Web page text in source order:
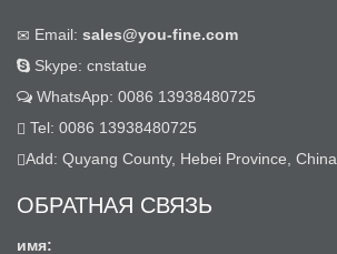
Email: sales@you-fine.com
Skype: cnstatue
WhatsApp: 0086 13938480725
Tel: 0086 13938480725
Add: Quyang County, Hebei Province, China.
ОБРАТНАЯ СВЯЗЬ
имя: